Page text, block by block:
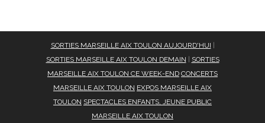
SORTIES MARSEILLE AIX TOULON AUJOURD'HUI
SORTIES MARSEILLE AIX TOULON DEMAIN
SORTIES
MARSEILLE AIX TOULON CE WEEK-END CONCERTS
MARSEILLE AIX TOULON EXPOS MARSEILLE AIX
TOULON SPECTACLES ENFANTS, JEUNE PUBLIC
MARSEILLE AIX TOULON